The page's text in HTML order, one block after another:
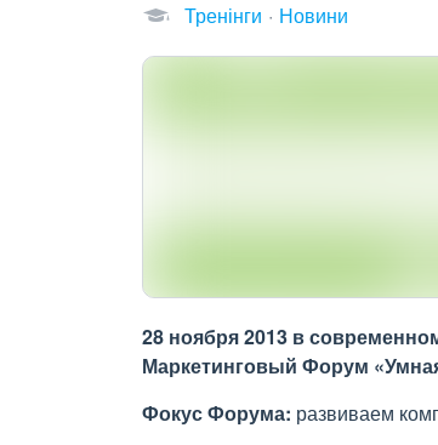
Тренінги
Новини
28 ноября 2013 в
Маркетинговый Форум
Фокус Форума: развиваем